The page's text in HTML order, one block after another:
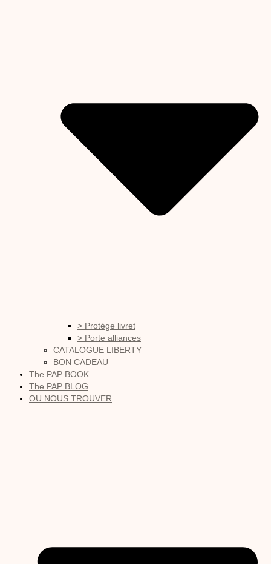
> Protège livret
> Porte alliances
CATALOGUE LIBERTY
BON CADEAU
The PAP BOOK
The PAP BLOG
OU NOUS TROUVER